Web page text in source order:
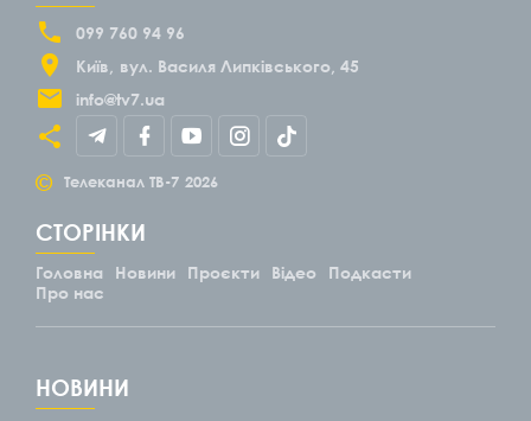
099 760 94 96
Київ
вул. Василя Липківського, 45
info@tv7.ua
© Телеканал ТВ-7 2026
СТОРІНКИ
Головна Новини Проєкти Відео
Подкасти
Про нас
НОВИНИ